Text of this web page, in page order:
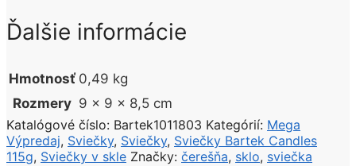
Ďalšie informácie
Hmotnosť 0,49 kg
Rozmery 9 × 9 × 8,5 cm
Katalógové číslo: Bartek1011803 Kategórií: Mega
Výpredaj, Sviečky, Sviečky, Sviečky Bartek Candles
115g, Sviečky v skle Značky: čerešňa, sklo, sviečka